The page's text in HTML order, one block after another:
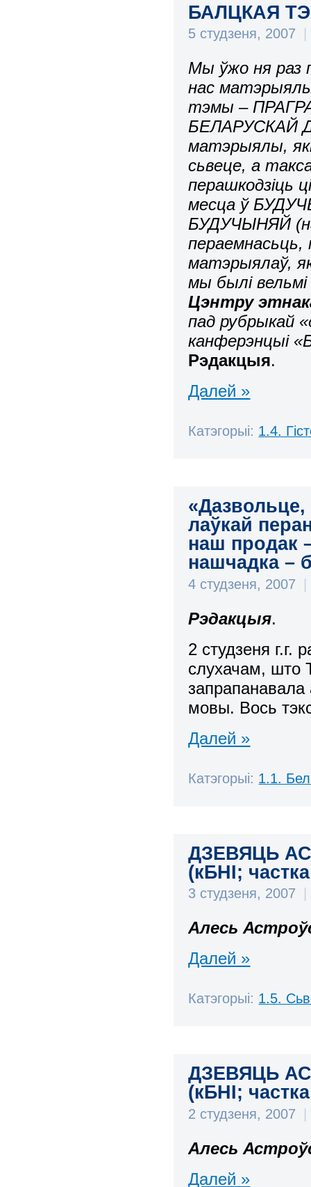
БАЛЦКАЯ
5 студзеня, 2007
Мы ўжо ня раз
нас
тэмы –
БЕЛАРУСКАЙ
матэрыялы,
сьвеце, а
перашкодзіць
месца ў
БУДУЧЫНЯЙ
матэрыялаў,
мы былі
Цэнтру
пад рубрыкай
канферэнцыі
Рэдакцыя.
Далей »
Катэгорыі: 1.4.
«Дазвольце,
лаўкай
наш продак
нашчадка –
4 студзеня, 2007
Рэдакцыя.
2 студзеня г.г.
слухачам, што
запрапанавала
мовы. Вось
Далей »
Катэгорыі: 1.1.
ДЗЕВЯЦЬ
(кБНІ; частка
3 студзеня, 2007
Алесь
Далей »
Катэгорыі: 1.5.
ДЗЕВЯЦЬ
(кБНІ; частка
2 студзеня, 2007
Алесь
Далей »